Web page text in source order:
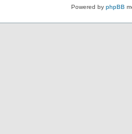
Powered by phpBB